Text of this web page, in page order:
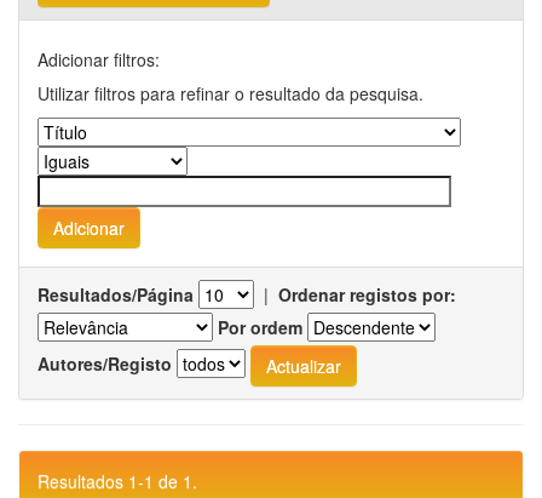
Adicionar filtros:
Utilizar filtros para refinar o resultado da pesquisa.
Resultados/Página | Ordenar registos por:
Por ordem
Autores/Registo
Resultados 1-1 de 1.